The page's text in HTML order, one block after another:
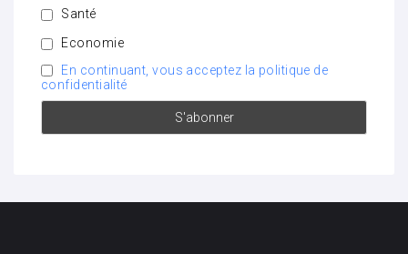
Santé
Economie
En continuant, vous acceptez la politique de
confidentialité